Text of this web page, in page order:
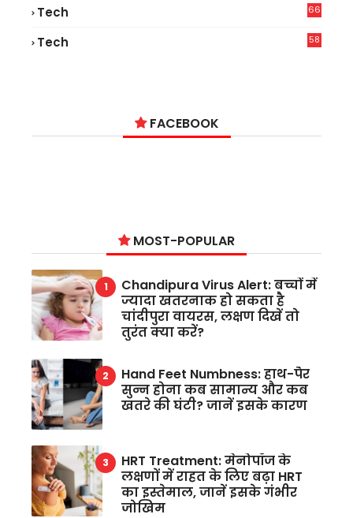
Tech
66
Tech
58
FACEBOOK
MOST-POPULAR
Chandipura Virus Alert: बच्चों में
ज्यादा खतरनाक हो सकता है
चांदीपुरा वायरस, लक्षण दिखें तो
तुरंत क्या करें?
Hand Feet Numbness: हाथ-पैर
सुन्न होना कब सामान्य और कब
खतरे की घंटी? जानें इसके कारण
HRT Treatment: मेनोपॉज के
लक्षणों में राहत के लिए बढ़ा HRT
का इस्तेमाल, जानें इसके गंभीर
जोखिम